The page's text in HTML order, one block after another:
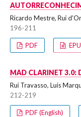
Ricardo Mestre, Rui
196-211
PDF
MAD CLARINET 3.0:
Rui Travasso, Luís
212-219
PDF (English)